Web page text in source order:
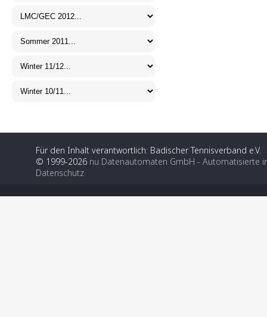
Für den Inhalt verantwortlich: Badischer Tennisverband e.V.
© 1999-2026 nu Datenautomaten GmbH - Automatisierte
Datenschutz